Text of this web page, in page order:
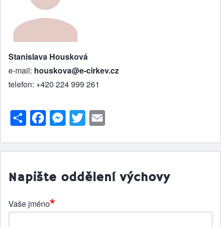
Stanislava Housková
e-mail: houskova@e-cirkev.cz
telefon: +420 224 999 261
S
h
ar
F
a
c
b
o
o
M
e
s
e
g
T
w
ittai
Napište oddělení výchovy
Vaše jméno